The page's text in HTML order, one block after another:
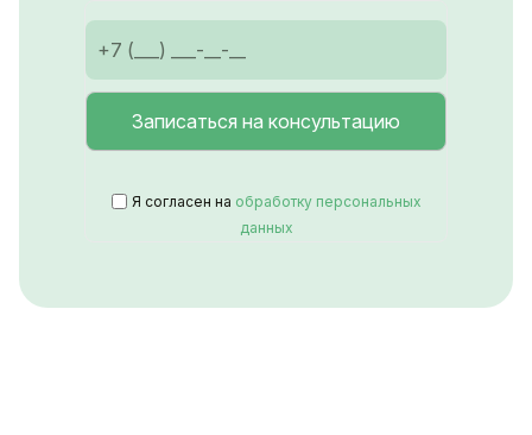
Я согласен на обработку персональных
данных